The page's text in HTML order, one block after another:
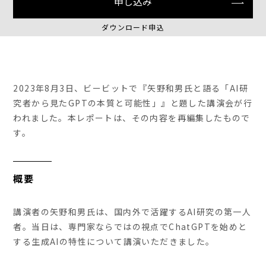
ダウンロード申込
2023年8月3日、ビービットで『矢野和男氏と語る「AI研
究者から見たGPTの本質と可能性」』と題した講演会が行
われました。本レポートは、その内容を再編集したもので
す。
概要
講演者の矢野和男氏は、国内外で活躍するAI研究の第一人
者。当日は、専門家ならではの視点でChatGPTを始めと
する生成AIの特性について講演いただきました。